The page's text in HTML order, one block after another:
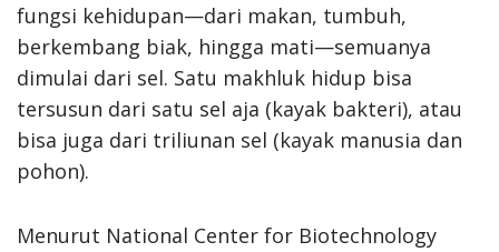
fungsi kehidupan—dari makan, tumbuh,
berkembang biak, hingga mati—semuanya
dimulai dari sel. Satu makhluk hidup bisa
tersusun dari satu sel aja (kayak bakteri), atau
bisa juga dari triliunan sel (kayak manusia dan
pohon).
Menurut National Center for Biotechnology